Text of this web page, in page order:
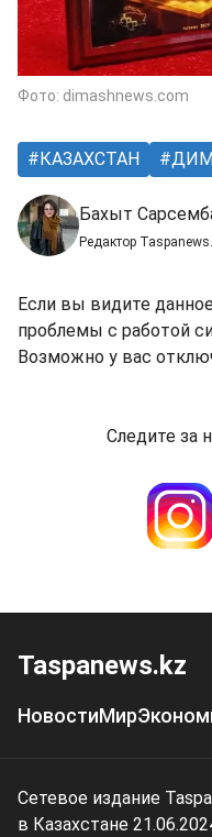
Фото: dimashnews.com
КАЗАХСТАН
Бахыт
Редактор
Если вы видите
проблемы с работой
Возможно у вас
Следите за
Taspanews.kz
НовостиМир
Сетевое издание
в Казахстане